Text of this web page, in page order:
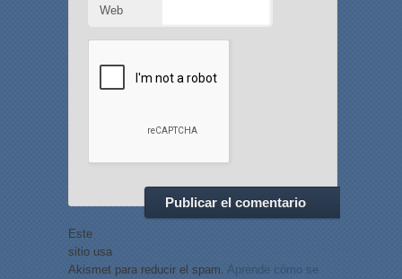
Web
Este
sitio usa
Akismet para reducir el spam. Aprende cómo se